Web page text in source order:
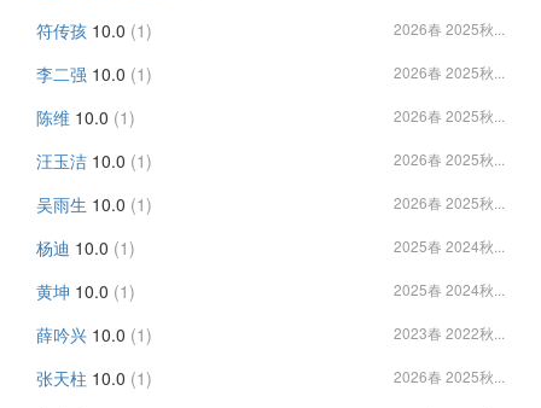
符传孩 10.0 (1) 2026春 2025秋...
李二强 10.0 (1) 2026春 2025秋...
陈维 10.0 (1) 2026春 2025秋...
汪玉洁 10.0 (1) 2026春 2025秋...
吴雨生 10.0 (1) 2026春 2025秋...
杨迪 10.0 (1) 2025春 2024秋...
黄坤 10.0 (1) 2025春 2024秋...
薛吟兴 10.0 (1) 2023春 2022秋...
张天柱 10.0 (1) 2026春 2025秋...